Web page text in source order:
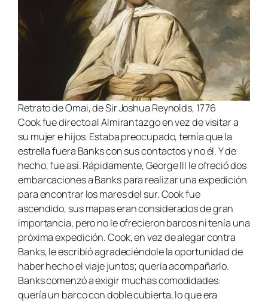
Retrato de Omai, de Sir Joshua Reynolds, 1776
Cook fue directo al Almirantazgo en vez de visitar a
su mujer e hijos. Estaba preocupado, temía que la
estrella fuera Banks con sus contactos y no él. Y de
hecho, fue así. Rápidamente, George III le ofreció dos
embarcaciones a Banks para realizar una expedición
para encontrar los mares del sur. Cook fue
ascendido, sus mapas eran considerados de gran
importancia, pero no le ofrecieron barcos ni tenía una
próxima expedición. Cook, en vez de alegar contra
Banks, le escribió agradeciéndole la oportunidad de
haber hecho el viaje juntos; quería acompañarlo.
Banks comenzó a exigir muchas comodidades:
quería un barco con doble cubierta, lo que era